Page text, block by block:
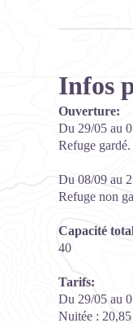
Infos
Ouverture:
Du 29/05 au
Refuge gardé.
Du 08/09 au
Refuge non
Capacité
40
Tarifs:
Du 29/05 au
Nuitée :